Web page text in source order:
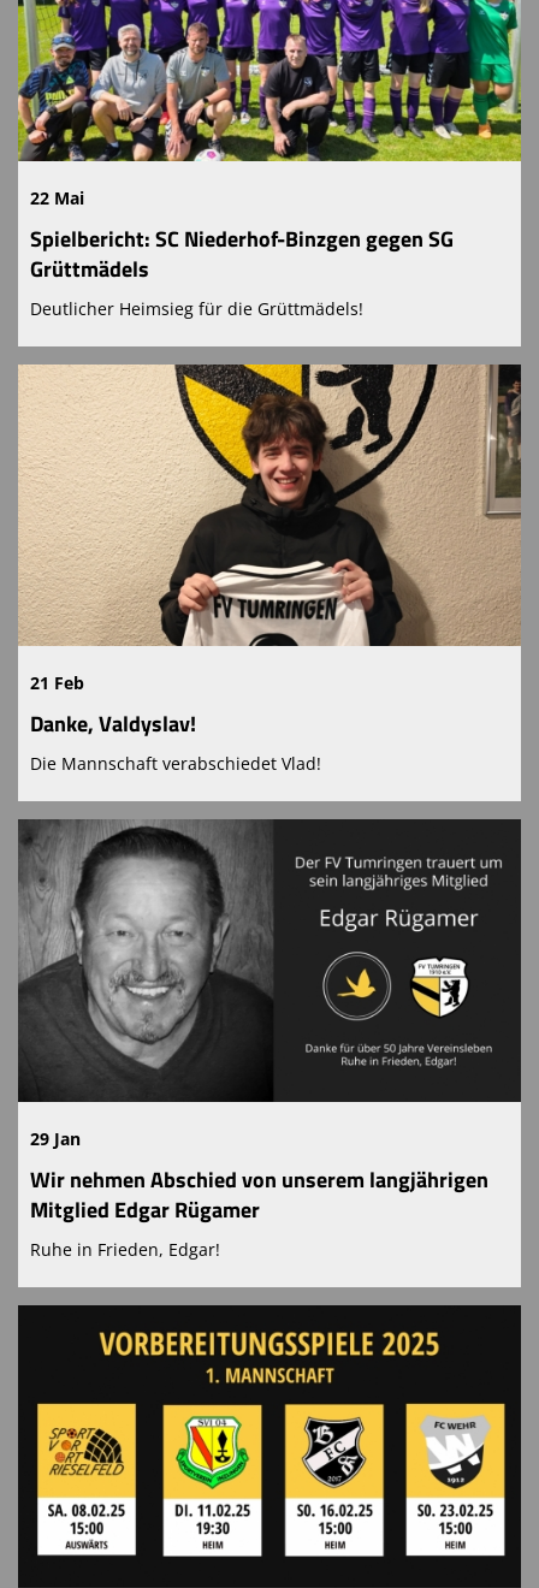
22 Mai
Spielbericht: SC Niederhof-Binzgen gegen SG
Grüttmädels
Deutlicher Heimsieg für die Grüttmädels!
21 Feb
Danke, Valdyslav!
Die Mannschaft verabschiedet Vlad!
29 Jan
Wir nehmen Abschied von unserem langjährigen
Mitglied Edgar Rügamer
Ruhe in Frieden, Edgar!